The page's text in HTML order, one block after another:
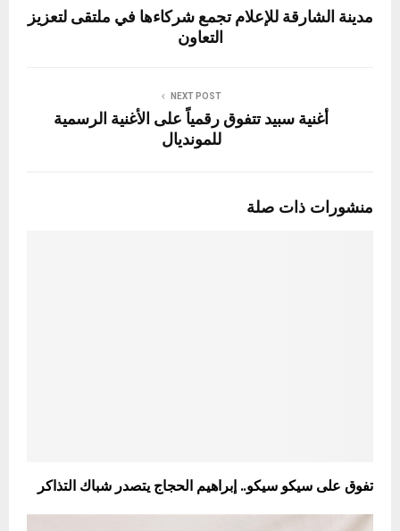
مدينة الشارقة للإعلام تجمع شركاءها في ملتقى لتعزيز
التعاون
NEXT POST
أغنية سبيد تتفوق رقمياً على الأغنية الرسمية
للمونديال
منشورات ذات صلة
تفوق على سيكو سيكو.. إبراهيم الحجاج يتصدر شباك التذاكر